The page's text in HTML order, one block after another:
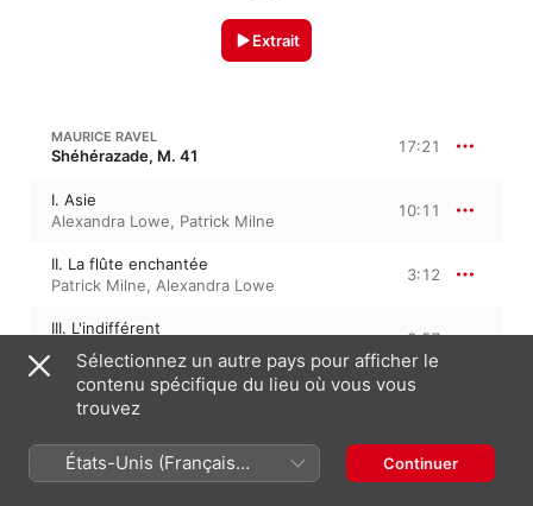
Extrait
MAURICE RAVEL
Shéhérazade, M. 41 17:21
I. Asie
Alexandra Lowe, Patrick Milne
10:11
II. La flûte enchantée
Patrick Milne, Alexandra Lowe
3:12
III. L'indifférent
Alexandra Lowe
3:57
GEORGES BIZET
Adieux de l'hôtesse arabe
5:10
Sélectionnez un autre pays pour afficher le
contenu spécifique du lieu où vous vous
trouvez
États-Unis (Français
France)
Continuer